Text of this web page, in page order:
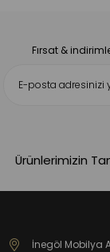
Fırsat &
Ürünlerimizin
İnegöl Mobilya